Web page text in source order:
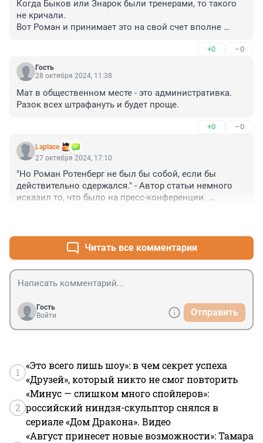
Когда Быков или Знарок были тренерами, то такого
не кричали.
Вот Роман и принимает это на свой счет вполне
заслужить.Заслужил ли нынешний тренер уважение и
авторитет у болельщиков- явно нет. Ему не помогают
профессионалы. А ему остается обижаться только.
+0 –0
Гость
28 октября 2024, 11:38
Мат в общественном месте - это административка.
Разок всех штрафануть и будет проще.
+0 –0
Laplace
27 октября 2024, 17:10
"Но Роман Ротенберг не был бы собой, если бы
действительно сдержался." - Автор статьи немного
исказил то, что было на пресс-конференции.
журналист: "Слышали ли Вы скандирование с трибун
и что Вы можете сказать об этом?"
Читать все комментарии
Гость
Войти
Отправить
1
«Это всего лишь шоу»: в чем секрет успеха
«Друзей», который никто не смог повторить
2
«Минус — слишком много спойлеров»:
российский ниндзя-скульптор снялся в
сериале «Дом Дракона». Видео
«Август принесет новые возможности»: Тамара